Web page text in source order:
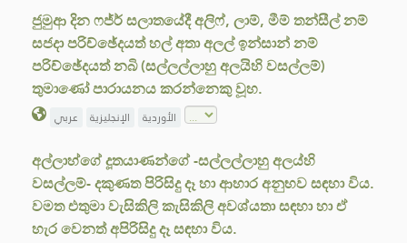
ජුමුආ දින ෆජ්ර් සලාතයේදී අලිෆ්, ලාම්, මීම් තන්සීල් නම්
සජදා පරිච්ඡේදයත් හල් අතා අලල් ඉන්සාන් නම්
පරිච්ඡේදයත් නබි (සල්ලල්ලාහු අලයිහි වසල්ලම්)
තුමාණෝ පාරායනය කරන්නෙකු වූහ.
عربي الإنجليزية الأوردية
අල්ලාහ්ගේ දූතයාණන්ගේ -සල්ලල්ලාහු අලය්හි
වසල්ලම්- දකුණත පිරිසිදු දෑ හා ආහාර අනුභව සඳහා විය.
වමත එතුමා වැසිකිලි කැසිකිලි අවශ්යතා සඳහා හා ඒ
හැර වෙනත් අපිරිසිදු දෑ සඳහා විය.